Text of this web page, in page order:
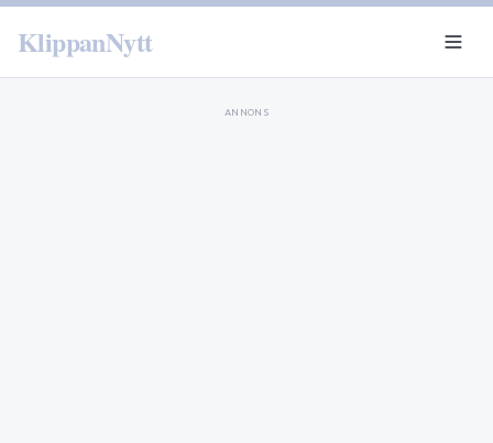
KlippanNytt
ANNONS